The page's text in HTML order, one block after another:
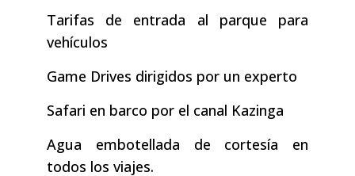
Tarifas de entrada al parque para
vehículos
Game Drives dirigidos por un experto
Safari en barco por el canal Kazinga
Agua embotellada de cortesía en
todos los viajes.